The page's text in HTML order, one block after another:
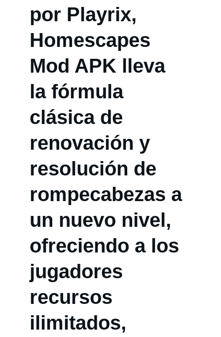
por Playrix,
Homescapes
Mod APK lleva
la fórmula
clásica de
renovación y
resolución de
rompecabezas a
un nuevo nivel,
ofreciendo a los
jugadores
recursos
ilimitados,